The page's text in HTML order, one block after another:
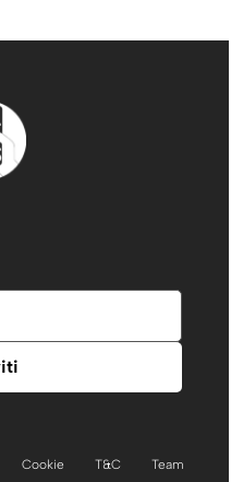
Cookie T&C
Team